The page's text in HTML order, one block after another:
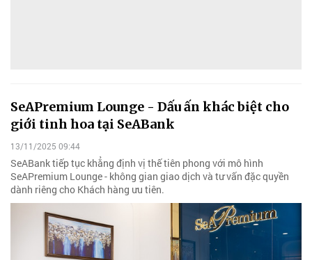
SeAPremium Lounge - Dấu ấn khác biệt cho
giới tinh hoa tại SeABank
13/11/2025 09:44
SeABank tiếp tục khẳng định vị thế tiên phong với mô hình
SeAPremium Lounge - không gian giao dịch và tư vấn đặc quyền
dành riêng cho Khách hàng ưu tiên.